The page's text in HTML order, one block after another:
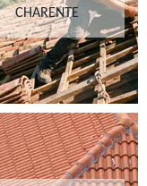
CHARENTE